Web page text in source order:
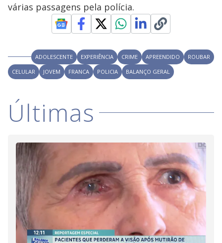
várias passagens pela polícia.
ADOLESCENTE EXPERIÊNCIA CRIME APREENDIDO
ROUBAR
CELULAR
JOVEM FRANCA POLICIA BALANÇO GERAL
Últimas